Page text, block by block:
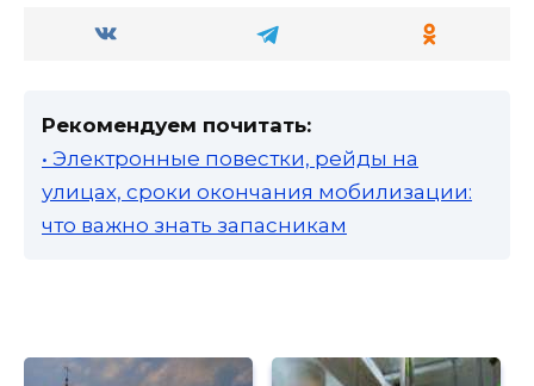
Рекомендуем почитать:
• Электронные повестки, рейды на
улицах, сроки окончания мобилизации:
что важно знать запасникам